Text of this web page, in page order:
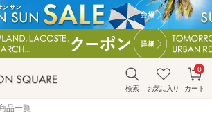
検索 お気に入り カート
0
品一覧